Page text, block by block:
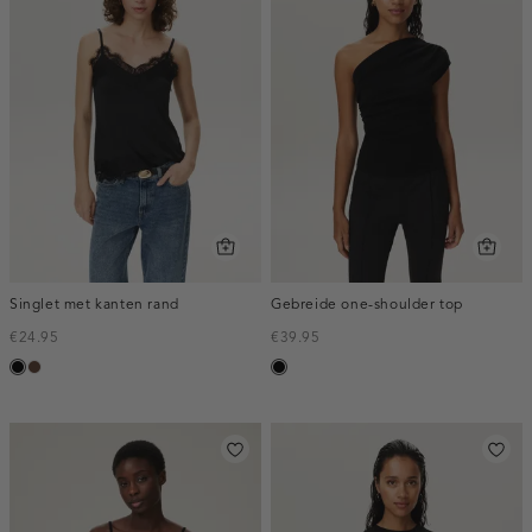
Singlet met kanten rand
€24.95
zwartdonkerbruin
Gebreide one-shoulder top
€39.95
zwart